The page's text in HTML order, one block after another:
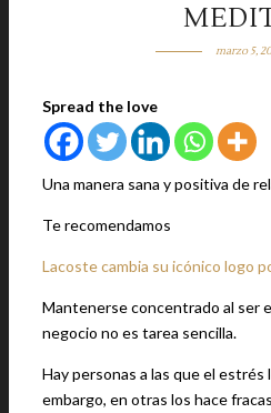
marzo 5,
Spread the love
Una manera sana y positiva de
Te recomendamos
Lacoste cambia su icónico logo
Mantenerse concentrado al ser
negocio no es tarea sencilla.
Hay personas a las que el estrés
embargo, en otras los hace